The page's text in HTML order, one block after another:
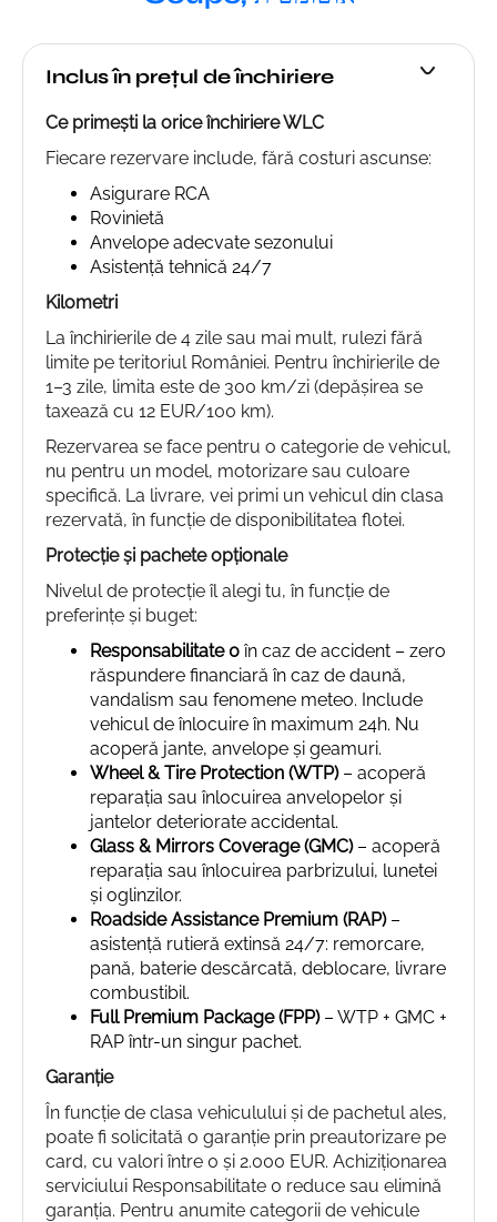
Inclus în prețul de închiriere
Ce primești la orice închiriere WLC
Fiecare rezervare include, fără costuri ascunse:
Asigurare RCA
Rovinietă
Anvelope adecvate sezonului
Asistență tehnică 24/7
Kilometri
La închirierile de 4 zile sau mai mult, rulezi fără
limite pe teritoriul României. Pentru închirierile de
1–3 zile, limita este de 300 km/zi (depășirea se
taxează cu 12 EUR/100 km).
Rezervarea se face pentru o categorie de vehicul,
nu pentru un model, motorizare sau culoare
specifică. La livrare, vei primi un vehicul din clasa
rezervată, în funcție de disponibilitatea flotei.
Protecție și pachete opționale
Nivelul de protecție îl alegi tu, în funcție de
preferințe și buget:
Responsabilitate 0 în caz de accident – zero
răspundere financiară în caz de daună,
vandalism sau fenomene meteo. Include
vehicul de înlocuire în maximum 24h. Nu
acoperă jante, anvelope și geamuri.
Wheel & Tire Protection (WTP)– acoperă
reparația sau înlocuirea anvelopelor și
jantelor deteriorate accidental.
Glass & Mirrors Coverage (GMC)– acoperă
reparația sau înlocuirea parbrizului, lunetei
și oglinzilor.
Roadside Assistance Premium (RAP)–
asistență rutieră extinsă 24/7: remorcare,
pană, baterie descărcată, deblocare, livrare
combustibil.
Full Premium Package (FPP)– WTP + GMC +
RAP într-un singur pachet.
Garanție
În funcție de clasa vehiculului și de pachetul ales,
poate fi solicitată o garanție prin preautorizare pe
card, cu valori între 0 și 2.000 EUR. Achiziționarea
serviciului Responsabilitate 0 reduce sau elimină
garanția. Pentru anumite categorii de vehicule